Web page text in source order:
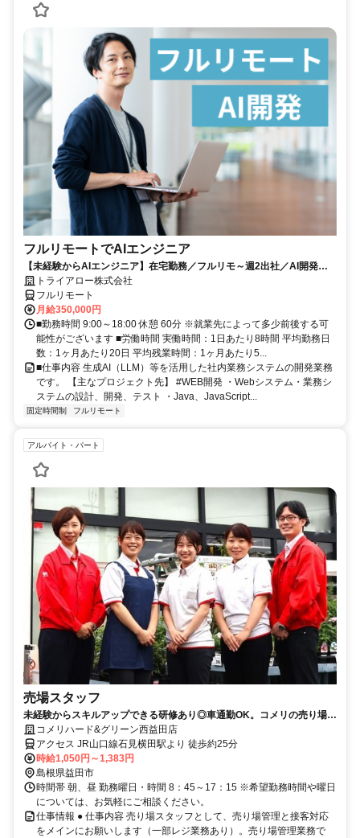
フルリモートでAIエンジニア
【未経験からAIエンジニア】在宅勤務／フルリモ～週2出社／AI開発を
仕事にする
トライアロー株式会社
フルリモート
月給350,000円
■勤務時間 9:00～18:00 休憩 60分 ※就業先によって多少前後する可
能性がございます ■労働時間 実働時間：1日あたり8時間 平均勤務日
数：1ヶ月あたり20日 平均残業時間：1ヶ月あたり5...
■仕事内容 生成AI（LLM）等を活用した社内業務システムの開発業務
です。 【主なプロジェクト先】 #WEB開発 ・Webシステム・業務シ
ステムの設計、開発、テスト ・Java、JavaScript...
固定時間制 フルリモート
アルバイト・パート
売場スタッフ
未経験からスキルアップできる研修あり◎車通勤OK。コメリの売り場ス
タッフ（パート）求人
コメリハード&グリーン西益田店
アクセス JR山口線石見横田駅より 徒歩約25分
時給1,050円～1,383円
島根県益田市
時間帯 朝、昼 勤務曜日・時間 8：45～17：15 ※希望勤務時間や曜日
については、お気軽にご相談ください。
仕事情報 ● 仕事内容 売り場スタッフとして、売り場管理と接客対応
をメインにお願いします（一部レジ業務あり）。売り場管理業務で